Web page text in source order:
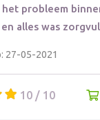
het probleem
alles was
27-05-2021
10 / 10